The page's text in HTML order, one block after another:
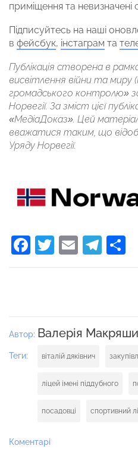
приміщення та невизначені
Підписуйтесь на наші
в фейсбук, інстаграм та
Публікація створена в
висвітлення війни та миру
громадського контролю»
Норвегії. За зміст цієї
«МедіаДоказ». Цей
вважатися таким, що
Уряду Норвегії.
Facebook
Twitter
Email
Автор: Валерія
Теги: віталій дяківнич
ліцей імені піддубного
посадовці спортивний
Коментарі